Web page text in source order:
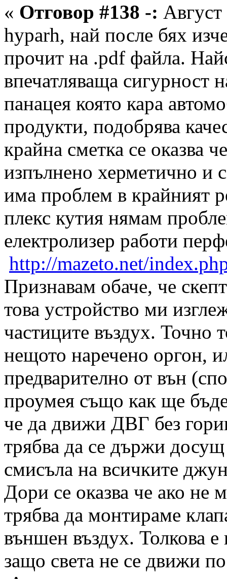
« Отговор #138 -:
hyparh, най после бях
прочит на .pdf файла.
впечатляваща сигурност
панацея която кара
продукти, подобрява
крайна сметка се оказва
изпълнено херметично и
има проблем в крайният
плекс кутия нямам
електролизер работи
http://mazeto.net/
Признавам обаче, че
това устройство ми
частиците въздух. Точно
нещото наречено оргон,
предварително от вън
проумея също как ще
че да движи ДВГ без
трябва да се държи досущ
смисъла на всичките
Дори се оказва че ако не
трябва да монтираме
външен въздух. Толкова е
защо света не се движи